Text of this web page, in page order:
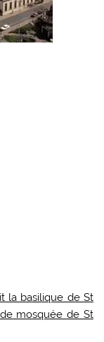
la basilique de St
mosquée de St